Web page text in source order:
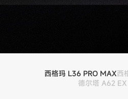
西格玛 L36 PRO MAX西
德尔塔 A62